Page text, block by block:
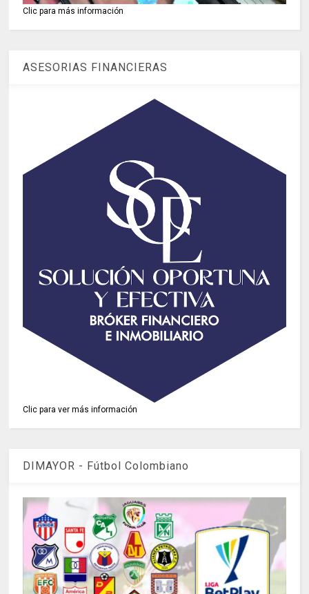
Clic para más información
ASESORIAS FINANCIERAS
Clic para ver más información
DIMAYOR - Fútbol Colombiano